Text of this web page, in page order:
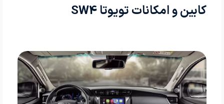
کابین و امکانات تویوتا SW4